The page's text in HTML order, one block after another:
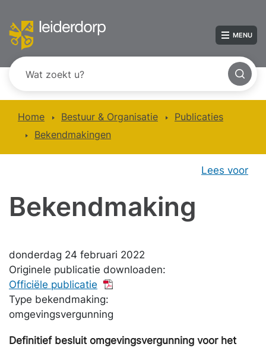
MENU
Home Bestuur & Organisatie
Publicaties
Bekendmakingen
Lees voor
Bekendmaking
donderdag 24 februari 2022
Originele publicatie downloaden:
Officiële publicatie
Type bekendmaking:
omgevingsvergunning
Definitief besluit omgevingsvergunning voor het